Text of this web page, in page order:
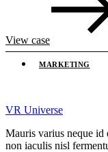
View case
MARKETING
VR Universe
Mauris varius neque id
non iaculis nisl